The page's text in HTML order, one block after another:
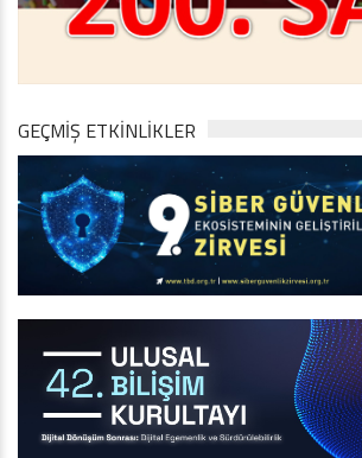
GEÇMİŞ ETKİNLİKLER